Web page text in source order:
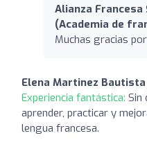
Alianza Francesa
(Academia de
Muchas gracias
Elena Martinez Bautista
Experiencia fantástica: Sin
aprender, practicar y
lengua francesa.